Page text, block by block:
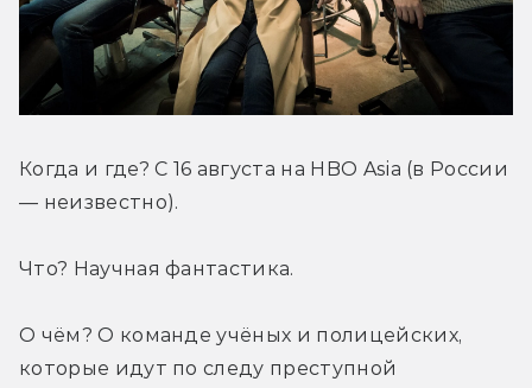
Когда и где? С 16 августа на HBO Asia (в России
— неизвестно).
Что? Научная фантастика.
О чём? О команде учёных и полицейских,
которые идут по следу преступной